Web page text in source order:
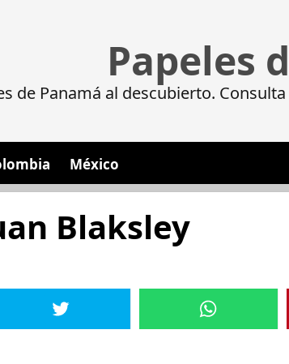
Papeles
de Panamá al descubierto.
México
Blaksley